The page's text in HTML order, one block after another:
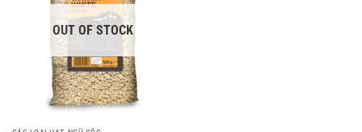
OUT OF STOCK